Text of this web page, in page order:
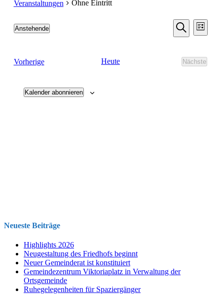
Veranstaltungen Ohne Eintritt
Suche
Suche
Liste
Anstehende
VorherigeVeranstaltungen Heute
Nächste
Kalender abonnieren
Neueste Beiträge
Highlights 2026
Neugestaltung des Friedhofs beginnt
Neuer Gemeinderat ist konstituiert
Gemeindezentrum Viktoriaplatz in Verwaltung der
Ortsgemeinde
Ruhegelegenheiten für Spaziergänger